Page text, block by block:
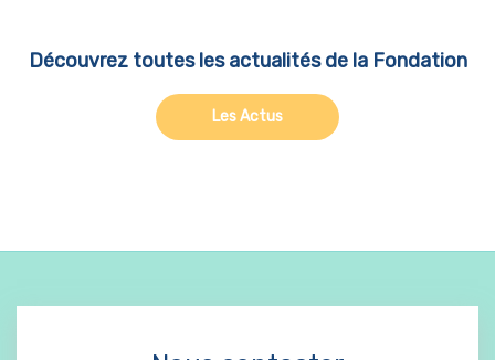
Découvrez toutes les actualités de la Fondation
Les Actus